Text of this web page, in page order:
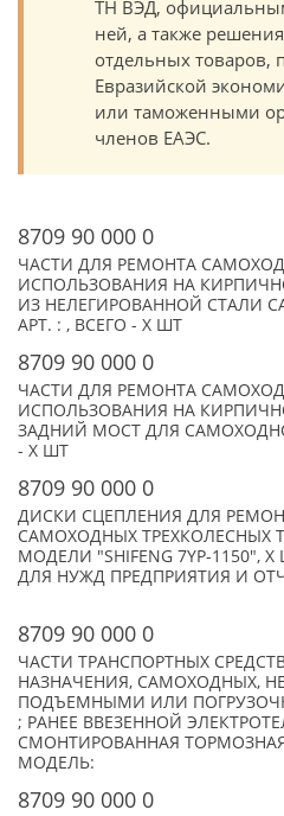
ТН ВЭД,
ней, а также
отдельных
Евразийской
или таможенными
членов ЕАЭС.
8709 90 000 0
ЧАСТИ ДЛЯ РЕМОНТА
ИСПОЛЬЗОВАНИЯ НА
ИЗ НЕЛЕГИРОВАННОЙ СТАЛИ
АРТ. : , ВСЕГО - X ШТ
8709 90 000 0
ЧАСТИ ДЛЯ РЕМОНТА
ИСПОЛЬЗОВАНИЯ НА
ЗАДНИЙ МОСТ ДЛЯ
- X ШТ
8709 90 000 0
ДИСКИ СЦЕПЛЕНИЯ ДЛЯ
САМОХОДНЫХ ТРЕХКОЛЕСНЫХ
МОДЕЛИ "SHIFENG 7YP-1150",
ДЛЯ НУЖД ПРЕДПРИЯТИЯ И
8709 90 000 0
ЧАСТИ ТРАНСПОРТНЫХ
НАЗНАЧЕНИЯ, САМОХОДНЫХ,
ПОДЪЕМНЫМИ ИЛИ
; РАНЕЕ ВВЕЗЕННОЙ
СМОНТИРОВАННАЯ
МОДЕЛЬ:
8709 90 000 0